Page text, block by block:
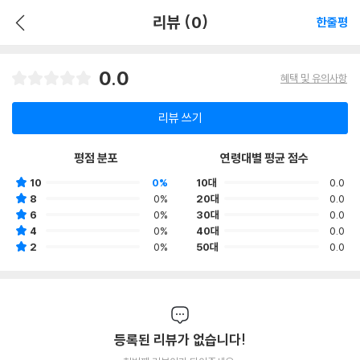
리뷰 (0) 한줄평
0.0 혜택 및 유의사항
리뷰 쓰기
평점 분포
10
0%
8
0%
6
0%
4
0%
2
0%
연령대별 평균 점수
10대
0.0
20대
0.0
30대
0.0
40대
0.0
50대
0.0
등록된 리뷰가 없습니다!